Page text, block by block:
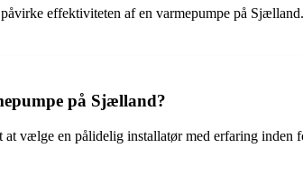
effektiviteten af en varmepumpe på
på Sjælland?
vælge en pålidelig installatør med erfaring inden